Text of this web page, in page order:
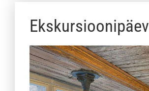
Ekskursioonipäev